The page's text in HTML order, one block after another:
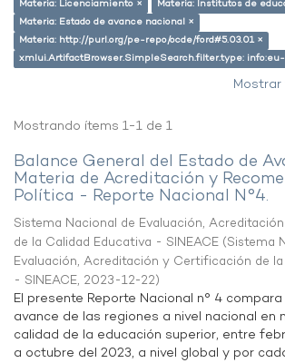
Materia: Licenciamiento ×
Materia: Institutos de
Materia: Estado de avance nacional ×
Materia: http://purl.org/pe-repo/ocde/ford#5.03.01 ×
xmlui.ArtifactBrowser.SimpleSearch.filter.type:
Mostrando ítems 1-1 de 1
Balance General del Estado de
Materia de Acreditación y
Política - Reporte Nacional N°4.
Sistema Nacional de Evaluación,
de la Calidad Educativa - SINEACE (Sistema
Evaluación, Acreditación y Certificación de
- SINEACE, 2023-12-22)
El presente Reporte Nacional n° 4
avance de las regiones a nivel nacional en
calidad de la educación superior, entre
a octubre del 2023, a nivel global y por